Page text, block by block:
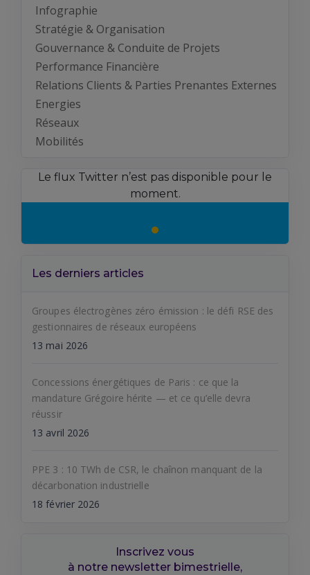
Infographie
Stratégie & Organisation
Gouvernance & Conduite de Projets
Performance Financière
Relations Clients & Parties Prenantes Externes
Energies
Réseaux
Mobilités
Le flux Twitter n’est pas disponible pour le
moment.
Les derniers articles
Groupes électrogènes zéro émission : le défi RSE des
gestionnaires de réseaux européens
13 mai 2026
Concessions énergétiques de Paris : ce que la
mandature Grégoire hérite — et ce qu’elle devra
réussir
13 avril 2026
PPE 3 : 10 TWh de CSR, le chaînon manquant de la
décarbonation industrielle
18 février 2026
Inscrivez vous
à notre newsletter bimestrielle,